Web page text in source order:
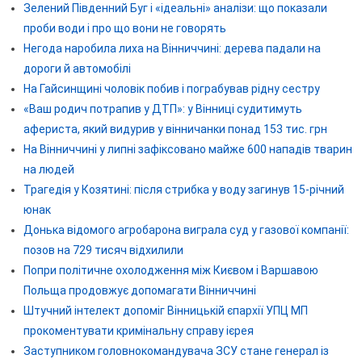
Зелений Південний Буг і «ідеальні» аналізи: що показали
проби води і про що вони не говорять
Негода наробила лиха на Вінниччині: дерева падали на
дороги й автомобілі
На Гайсинщині чоловік побив і пограбував рідну сестру
«Ваш родич потрапив у ДТП»: у Вінниці судитимуть
афериста, який видурив у вінничанки понад 153 тис. грн
На Вінниччині у липні зафіксовано майже 600 нападів тварин
на людей
Трагедія у Козятині: після стрибка у воду загинув 15-річний
юнак
Донька відомого агробарона виграла суд у газової компанії:
позов на 729 тисяч відхилили
Попри політичне охолодження між Києвом і Варшавою
Польща продовжує допомагати Вінниччині
Штучний інтелект допоміг Вінницькій єпархії УПЦ МП
прокоментувати кримінальну справу ієрея
Заступником головнокомандувача ЗСУ стане генерал із